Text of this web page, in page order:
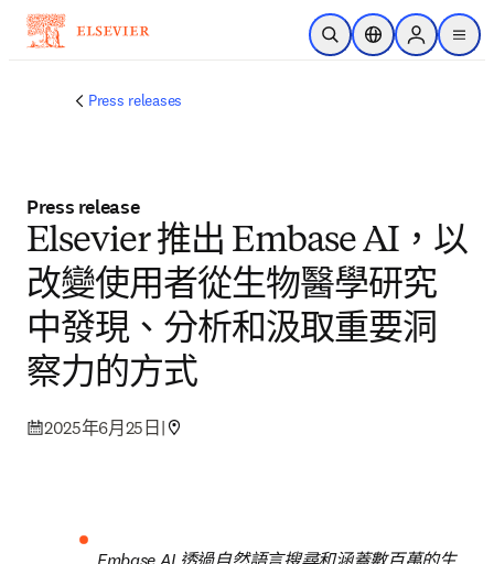
跳到主要內容
公開搜尋位置選擇器Sign in to
menu
Press releases
Press release
Elsevier 推出 Embase AI，以
改變使用者從生物醫學研究
中發現、分析和汲取重要洞
察力的方式
2025年6月25日 |
Embase AI 透過自然語言搜尋和涵蓋數百萬的生